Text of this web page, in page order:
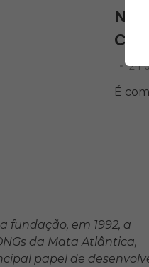
24
É
fundação, em 1992, a
da Mata Atlântica,
papel de